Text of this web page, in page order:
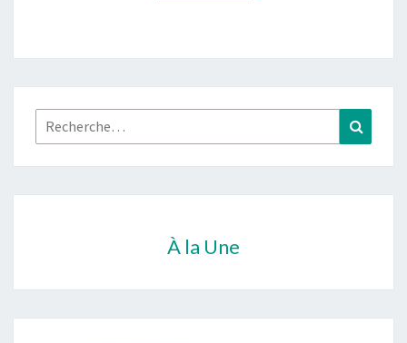
Rechercher :
À la Une